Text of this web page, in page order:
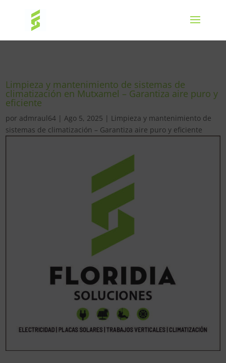
Limpieza y mantenimiento de sistemas de
climatización en Mutxamel – Garantiza aire puro y
eficiente
por admraul64 |Ago 5, 2025 | Limpieza y mantenimiento de
sistemas de climatización – Garantiza aire puro y eficiente